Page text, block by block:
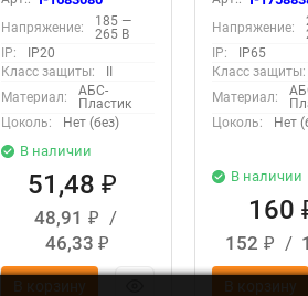
кругл. поворотн.
панель бел.
КОСМОС
KDownRR9W6400K
Напряжение:
185 —
265 В
IP:
IP20
Класс защиты:
Материал:
АБС-
Пластик
Цоколь:
Нет (без)
В наличии
51,48 ₽
48,91 ₽
/
46,33 ₽
КОСМОС
Напряжение:
IP:
IP65
Класс защиты:
Материал:
Цоколь:
Нет
В наличии
160
152 ₽ /